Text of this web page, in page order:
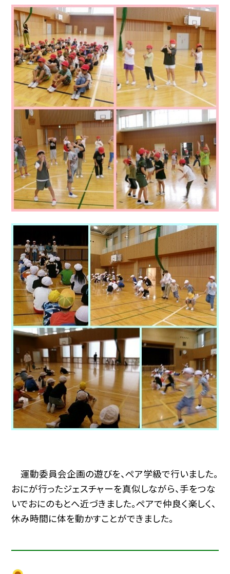
運動委員会企画の遊びを、ペア学級で行いました。
おにが行ったジェスチャーを真似しながら、手をつな
いでおにのもとへ近づきました。ペアで仲良く楽しく、
休み時間に体を動かすことができました。